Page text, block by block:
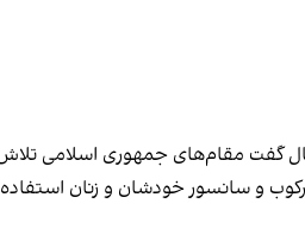
گفت مقام‌های جمهوری اسلامی
و سانسور خودشان و زنان